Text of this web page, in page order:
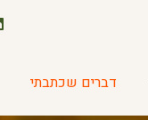
דברים שכתבתי